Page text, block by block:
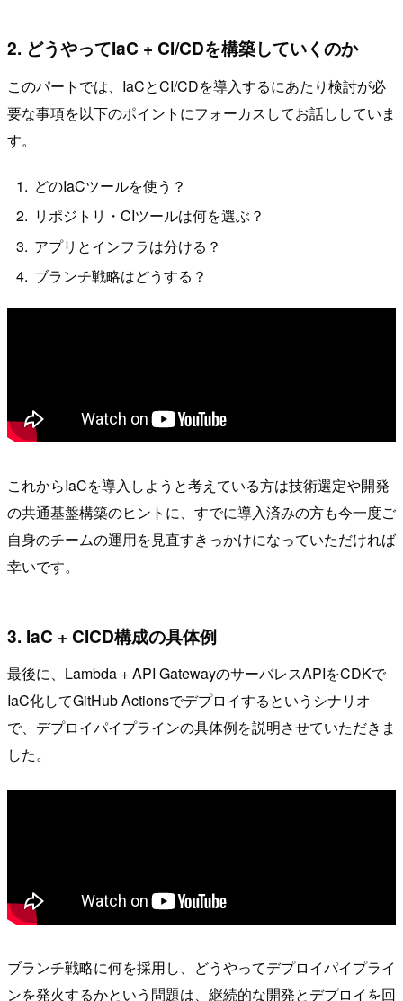
2. どうやってIaC + CI/CDを構築していくのか
このパートでは、IaCとCI/CDを導入するにあたり検討が必
要な事項を以下のポイントにフォーカスしてお話ししていま
す。
どのIaCツールを使う？
リポジトリ・CIツールは何を選ぶ？
アプリとインフラは分ける？
ブランチ戦略はどうする？
これからIaCを導入しようと考えている方は技術選定や開発
の共通基盤構築のヒントに、すでに導入済みの方も今一度ご
自身のチームの運用を見直すきっかけになっていただければ
幸いです。
3. IaC + CICD構成の具体例
最後に、Lambda + API GatewayのサーバレスAPIをCDKで
IaC化してGitHub Actionsでデプロイするというシナリオ
で、デプロイパイプラインの具体例を説明させていただきま
した。
ブランチ戦略に何を採用し、どうやってデプロイパイプライ
ンを発火するかという問題は、継続的な開発とデプロイを回